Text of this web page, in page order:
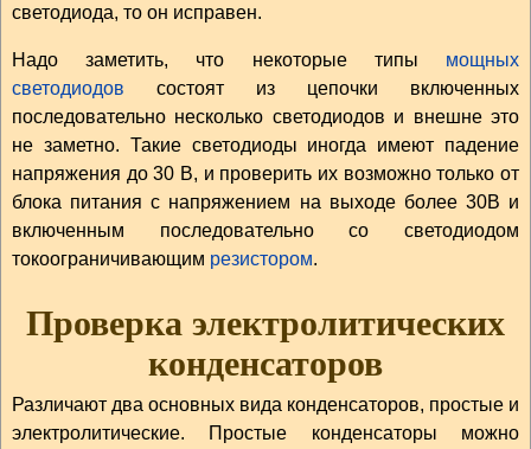
светодиода, то он исправен.
Надо заметить, что некоторые типы мощных
светодиодов состоят из цепочки включенных
последовательно несколько светодиодов и внешне это
не заметно. Такие светодиоды иногда имеют падение
напряжения до 30 В, и проверить их возможно только от
блока питания с напряжением на выходе более 30В и
включенным последовательно со светодиодом
токоограничивающим резистором.
Проверка электролитических
конденсаторов
Различают два основных вида конденсаторов, простые и
электролитические. Простые конденсаторы можно